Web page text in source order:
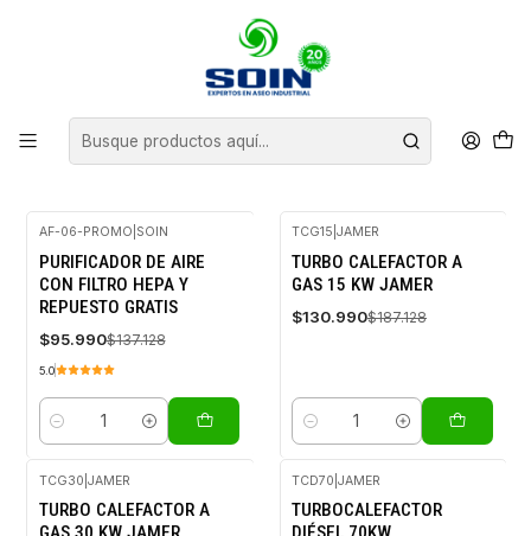
CLIMATIZACION
FILTROS
-30%
OFF
AF-06-PROMO SOIN
PURIFICADOR DE AIRE
CON FILTRO HEPA Y
REPUESTO GRATIS
$95.990$137.128
5.0
Cantidad
-30%
OFF
TCG15 JAMER
TURBO CALEFACTOR A
GAS 15 KW JAMER
$130.990$187.128
Cantidad
-30%
OFF
TCG30 JAMER
TURBO CALEFACTOR A
-30%
OFF
TCD70 JAMER
TURBOCALEFACTOR